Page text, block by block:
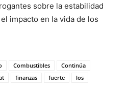
sobre la estabilidad
impacto en la vida de los
Combustibles
Continúa
finanzas fuerte
los